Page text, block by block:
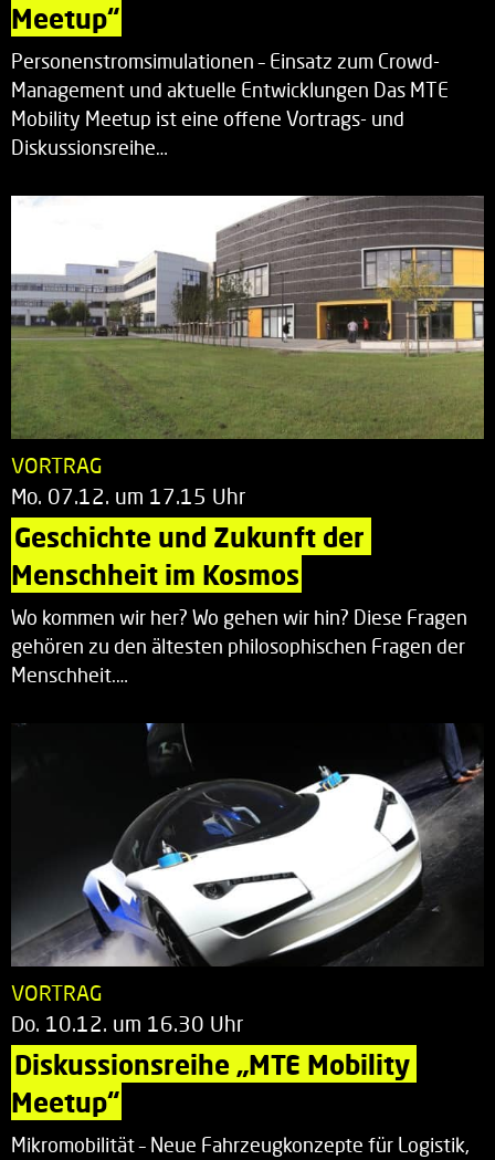
Meetup“
Personenstromsimulationen – Einsatz zum Crowd-
Management und aktuelle Entwicklungen Das MTE
Mobility Meetup ist eine offene Vortrags- und
Diskussionsreihe…
VORTRAG
Mo. 07.12. um 17.15 Uhr
Geschichte und Zukunft der
Menschheit im Kosmos
Wo kommen wir her? Wo gehen wir hin? Diese Fragen
gehören zu den ältesten philosophischen Fragen der
Menschheit.…
VORTRAG
Do. 10.12. um 16.30 Uhr
Diskussionsreihe „MTE Mobility
Meetup“
Mikromobilität – Neue Fahrzeugkonzepte für Logistik,